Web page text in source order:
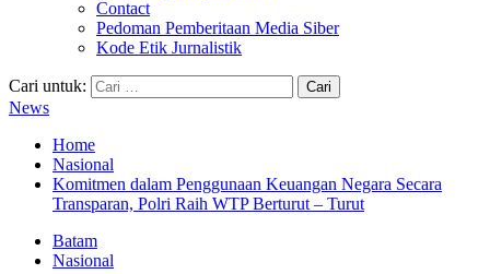
Contact
Pedoman Pemberitaan Media Siber
Kode Etik Jurnalistik
Cari untuk:
News
Home
Nasional
Komitmen dalam Penggunaan Keuangan Negara Secara
Transparan, Polri Raih WTP Berturut – Turut
Batam
Nasional